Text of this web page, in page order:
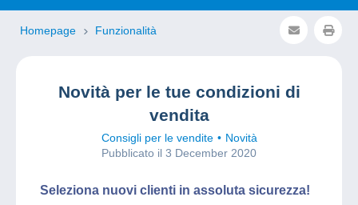
Homepage Funzionalità
Novità per le tue condizioni di
vendita
Consigli per le vendite
Novità
Pubblicato il 3 December 2020
Seleziona nuovi clienti in assoluta sicurezza!